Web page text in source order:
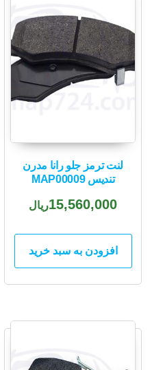
لنت ترمز جلو رانا مدرن
تندیس MAP00009
15,560,000ریال
افزودن به سبد خرید